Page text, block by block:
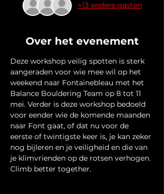
+13 andere gasten
Over het evenement
Deze workshop veilig spotten is sterk
aangeraden voor wie mee wil op het
weekend naar Fontainebleau met het
Balance Bouldering Team op 8 tot 11
mei. Verder is deze workshop bedoeld
voor eender wie de komende maanden
naar Font gaat, of dat nu voor de
eerste of twintigste keer is, je kan zeker
nog bijleren en je veiligheid en die van
je klimvrienden op de rotsen verhogen.
Climb better together.